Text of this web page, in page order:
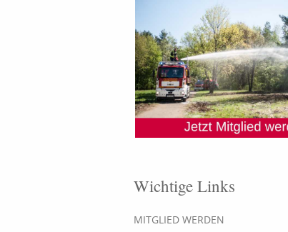
Wichtige Links
MITGLIED WERDEN